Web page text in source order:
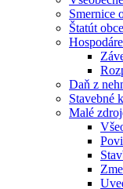
Smernice
Štatút obce
Daň z
Stavebné
Malé